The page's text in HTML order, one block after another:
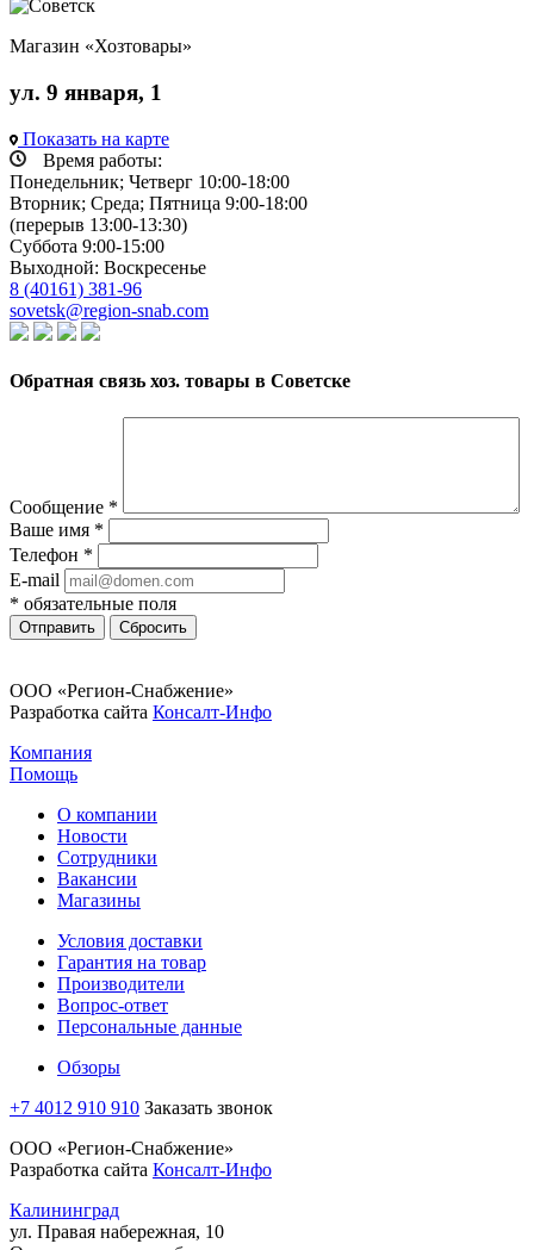
Магазин «Хозтовары»
ул. 9 января, 1
Показать на карте
Время работы:
Понедельник; Четверг 10:00-18:00
Вторник; Среда; Пятница 9:00-18:00
(перерыв 13:00-13:30)
Суббота 9:00-15:00
Выходной: Воскресенье
8 (40161) 381-96
sovetsk@region-snab.com
Обратная связь хоз. товары в Советске
Сообщение *
Ваше имя *
Телефон *
E-mail
* обязательные поля
Отправить Сбросить
ООО «Регион-Снабжение»
Разработка сайта Консалт-Инфо
Компания
Помощь
О компании
Новости
Сотрудники
Вакансии
Магазины
Условия доставки
Гарантия на товар
Производители
Вопрос-ответ
Персональные данные
Обзоры
+7 4012 910 910 Заказать звонок
ООО «Регион-Снабжение»
Разработка сайта Консалт-Инфо
Калининград
ул. Правая набережная, 10